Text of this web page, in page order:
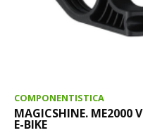
COMPONENTISTICA
MAGICSHINE. ME2000
E-BIKE